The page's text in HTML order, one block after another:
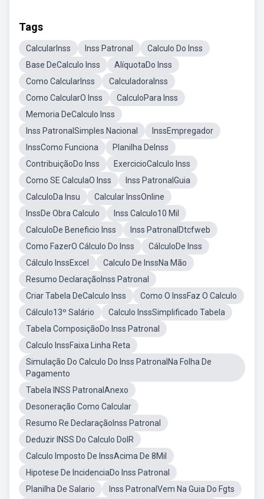
Tags
CalcularInss Inss Patronal
Calculo Do Inss
Base DeCalculo Inss
AlíquotaDo Inss
Como CalcularInss
CalculadoraInss
Como CalcularO Inss
CalculoPara Inss
Memoria DeCalculo Inss
Inss PatronalSimples Nacional
InssEmpregador
InssComo Funciona
Planilha DeInss
ContribuiçãoDo Inss
ExercicioCalculo Inss
Como SE CalculaO Inss
Inss PatronalGuia
CalculoDa Insu
Calcular InssOnline
InssDe Obra Calculo
Inss Calculo10 Mil
CalculoDe Beneficio Inss
Inss PatronalDtcfweb
Como FazerO Cálculo Do Inss
CálculoDe Inss
Cálculo InssExcel
Calculo De InssNa Mão
Resumo DeclaraçãoInss Patronal
Criar Tabela DeCalculo Inss
Como O InssFaz O Calculo
Cálculo13º Salário
Calculo InssSimplificado Tabela
Tabela ComposiçãoDo Inss Patronal
Calculo InssFaixa Linha Reta
Simulação Do Calculo Do Inss PatronalNa Folha De
Pagamento
Tabela INSS PatronalAnexo
Desoneração Como Calcular
Resumo Re DeclaraçãoInss Patronal
Deduzir INSS Do Calculo DoIR
Calculo Imposto De InssAcima De 8Mil
Hipotese De IncidenciaDo Inss Patronal
Planilha De Salario
Inss PatronalVem Na Guia Do Fgts